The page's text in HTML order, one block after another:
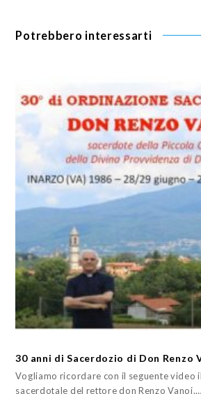
Potrebbero interessarti
30 anni di Sacerdozio di Don Renzo
Vogliamo ricordare con il seguente video
sacerdotale del rettore don Renzo Vanoi.…